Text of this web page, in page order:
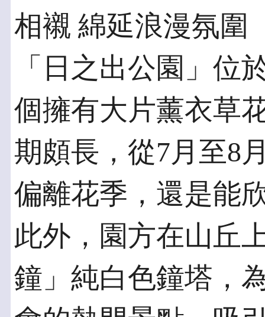
相襯 綿延浪漫氛圍
「日之出公園」位
個擁有大片薰衣草
期頗長，從7月至8
偏離花季，還是能
此外，園方在山丘
鐘」純白色鐘塔，